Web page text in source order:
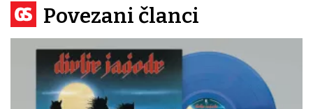
Povezani članci